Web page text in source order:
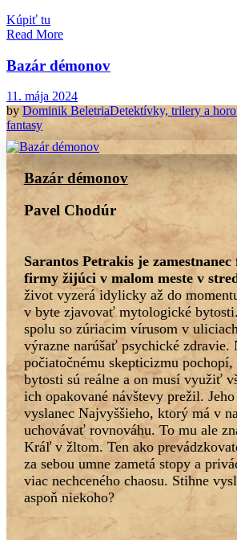
Kúpiť tu
Read More
Bazár démonov
11. mája 2024
by Dominik BeletriaDetektívky, trilery a
fantasy
Bazár démonov
Pavel Chodúr
Sarantos Petrakis je
firmy žijúci v malom meste v
život vyzerá idylicky až do
v byte zjavovať mytologické
spolu so zúriacim vírusom v
výrazne narúšať psychické zdravie.
počiatočnému skepticizmu pochopí,
bytosti sú reálne a on musí využiť
ich opakované návštevy prežil.
vyslanec Najvyššieho, ktorý má v
uchovávať rovnováhu. To mu ale
Kráľ v žltom. Ten ako
za sebou umne zametá stopy a
viac nechceného chaosu. Stihne
aspoň niekoho?